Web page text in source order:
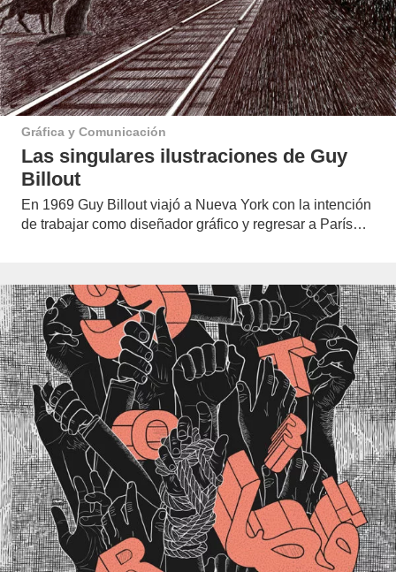
Gráfica y Comunicación
Las singulares ilustraciones de Guy
Billout
En 1969 Guy Billout viajó a Nueva York con la intención
de trabajar como diseñador gráfico y regresar a París…